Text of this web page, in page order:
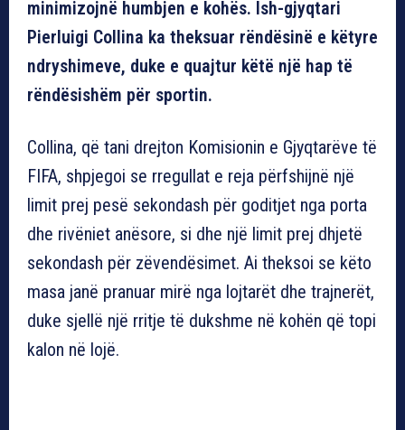
minimizojnë humbjen e kohës. Ish-gjyqtari
Pierluigi Collina ka theksuar rëndësinë e këtyre
ndryshimeve, duke e quajtur këtë një hap të
rëndësishëm për sportin.
Collina, që tani drejton Komisionin e Gjyqtarëve të
FIFA, shpjegoi se rregullat e reja përfshijnë një
limit prej pesë sekondash për goditjet nga porta
dhe rivëniet anësore, si dhe një limit prej dhjetë
sekondash për zëvendësimet. Ai theksoi se këto
masa janë pranuar mirë nga lojtarët dhe trajnerët,
duke sjellë një rritje të dukshme në kohën që topi
kalon në lojë.